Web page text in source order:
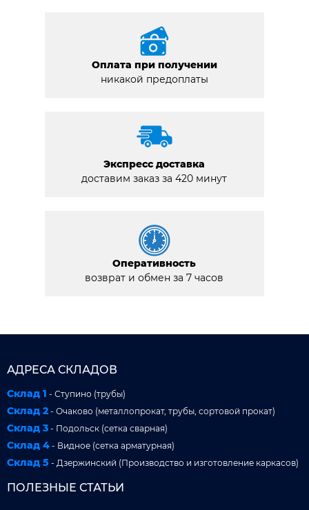
Оплата при получении
никакой предоплаты
Экспресс доставка
доставим заказ за 420 минут
Оперативность
возврат и обмен за 7 часов
АДРЕСА СКЛАДОВ
Склад 1 - Ступино (трубы)
Склад 2 - Очаково (металлопрокат, трубы, сортовой прокат)
Склад 3 - Подольск (сетка сварная)
Склад 4 - Видное (сетка арматурная)
Склад 5 - Дзержинский (Производство и изготовление каркасов)
ПОЛЕЗНЫЕ СТАТЬИ